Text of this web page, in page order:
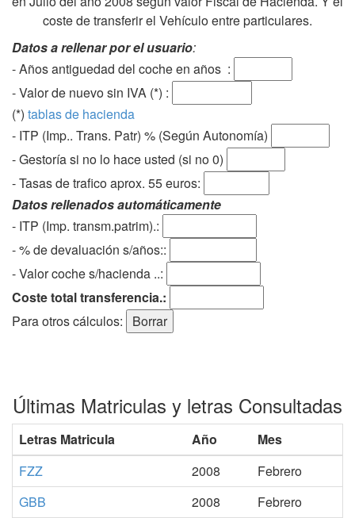
coste de transferir el Vehículo entre particulares.
Datos a rellenar por el usuario:
- Años antiguedad del coche en años :
- Valor de nuevo sin IVA (*) :
(*) tablas de hacienda
- ITP (Imp.. Trans. Patr) % (Según Autonomía)
- Gestoría si no lo hace usted (si no 0)
-Tasas de trafico aprox. 55 euros:
Datos rellenados automáticamente
- ITP (Imp. transm.patrim).:
- % de devaluación s/años::
- Valor coche s/hacienda ..:
Coste total transferencia.:
Para otros cálculos:
Últimas Matriculas y letras Consultadas
Letras Matricula Año
Mes
FZZ
2008
Febrero
GBB
2008
Febrero